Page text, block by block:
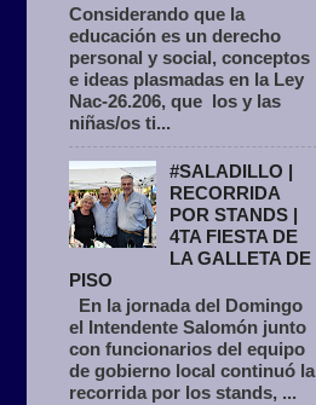
Considerando que la
educación es un derecho
personal y social, conceptos
e ideas plasmadas en la Ley
Nac-26.206, que los y las
niñas/os ti...
#SALADILLO |
RECORRIDA
POR STANDS |
4TA FIESTA DE
LA GALLETA DE
PISO
En la jornada del Domingo
el Intendente Salomón junto
con funcionarios del equipo
de gobierno local continuó la
recorrida por los stands, ...